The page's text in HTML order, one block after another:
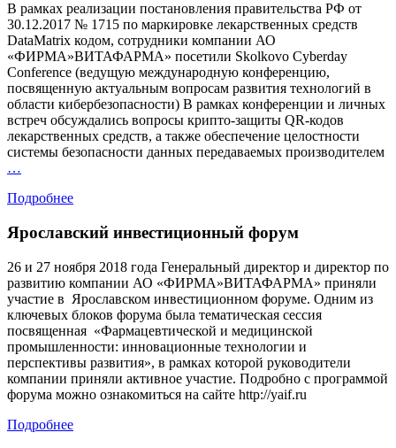
В рамках реализации постановления правительства РФ от
30.12.2017 № 1715 по маркировке лекарственных средств
DataMatrix кодом, сотрудники компании АО
«ФИРМА»ВИТАФАРМА» посетили Skolkovo Cyberday
Conference (ведущую международную конференцию,
посвященную актуальным вопросам развития технологий в
области кибербезопасности) В рамках конференции и личных
встреч обсуждались вопросы крипто-защиты QR-кодов
лекарственных средств, а также обеспечение целостности
системы безопасности данных передаваемых производителем
…
средств
кодом
Подробнее
Ярославский инвестиционный форум
26 и 27 ноября 2018 года Генеральный директор и директор по
развитию компании АО «ФИРМА»ВИТАФАРМА» приняли
участие в Ярославском инвестиционном форуме. Одним из
ключевых блоков форума была тематическая сессия
посвященная «Фармацевтической и медицинской
промышленности: инновационные технологии и
перспективы развития», в рамках которой руководители
компании приняли активное участие. Подробно с программой
форума можно ознакомиться на сайте http://yaif.ru
Подробнее